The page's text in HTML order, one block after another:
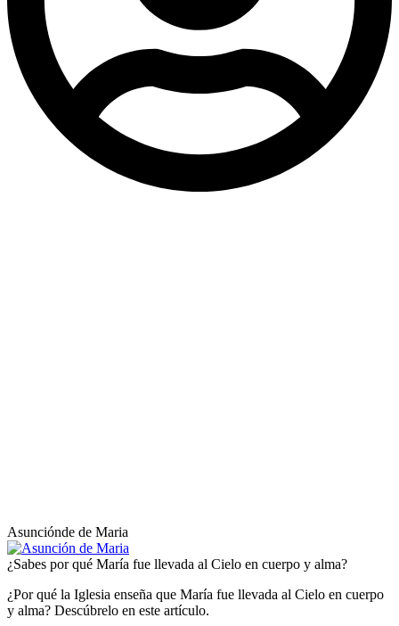
Asunciónde de Maria
¿Sabes por qué María fue llevada al Cielo en cuerpo y alma?
¿Por qué la Iglesia enseña que María fue llevada al Cielo en cuerpo
y alma? Descúbrelo en este artículo.